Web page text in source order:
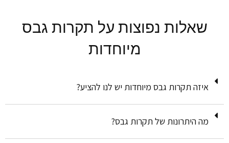
שאלות נפוצות על תקרות גבס
מיוחדות
איזה תקרות גבס מיוחדות יש לנו להציע?
מה היתרונות של תקרות גבס?